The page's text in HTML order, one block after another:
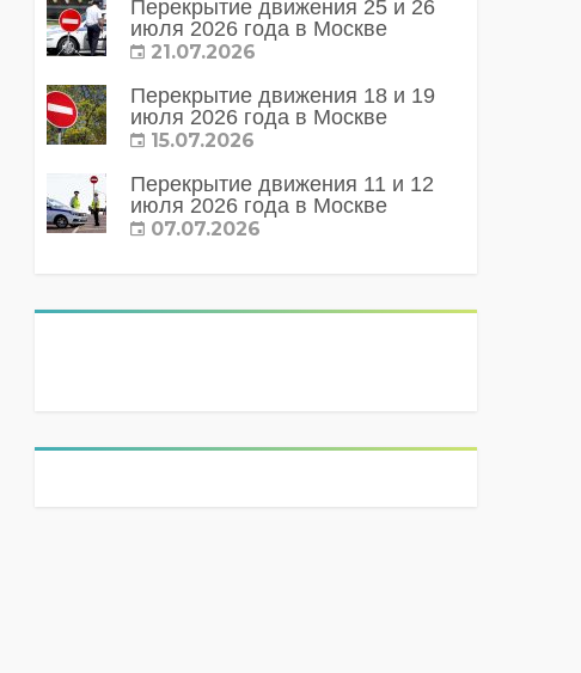
Перекрытие движения 25 и 26
июля 2026 года в Москве
21.07.2026
Перекрытие движения 18 и 19
июля 2026 года в Москве
15.07.2026
Перекрытие движения 11 и 12
июля 2026 года в Москве
07.07.2026